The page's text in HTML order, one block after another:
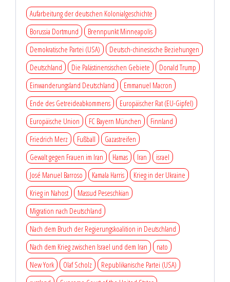
Aufarbeitung der deutschen Kolonialgeschichte
Borussia Dortmund
Brennpunkt Minneapolis
Demokratische Partei (USA)
Deutsch-chinesische Beziehungen
Deutschland
Die Palästinensischen Gebiete
Donald Trump
Einwanderungsland Deutschland
Emmanuel Macron
Ende des Getreideabkommens
Europäischer Rat (EU-Gipfel)
Europäische Union
FC Bayern München
Finnland
Friedrich Merz
Fußball
Gazastreifen
Gewalt gegen Frauen im Iran
Hamas Iran
israel
José Manuel Barroso
Kamala Harris
Krieg in der Ukraine
Krieg in Nahost
Massud Peseschkian
Migration nach Deutschland
Nach dem Bruch der Regierungskoalition in Deutschland
Nach dem Krieg zwischen Israel und dem Iran
nato
New York
Olaf Scholz
Republikanische Partei (USA)